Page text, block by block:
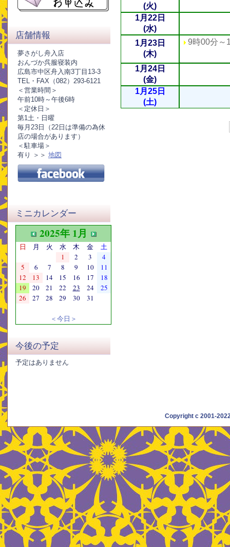
店舗情報
夢さがし舟入店
おんづか呉服寝装内
広島市中区舟入南3丁目13-3
TEL・FAX（082）293-6121
＜営業時間＞
午前10時～午後6時
＜定休日＞
第1土・日曜
毎月23日（22日は準備の為休
店の場合があります）
＜駐車場＞
有り ＞＞ 地図
ミニカレンダー
2025年 1月
日 月 火 水 木 金
土
1
2 3
4
5
6 7 8 9 10
11
12
13 14 15 16 17
18
19
20 21 22 23 24
25
26
27 28 29 30 31
＜今日＞
今後の予定
予定はありません
(火)
1月22日
(水)
1月23日
(木)
9時00分～
1月24日
(金)
1月25日
(土)
Copyright c 2001-